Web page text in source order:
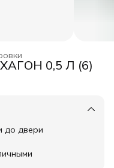
0,5 Л (6)
до двери